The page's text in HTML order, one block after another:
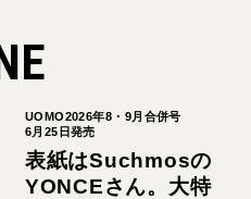
UOMO2026年8・9月合併号
6月25日発売
表紙はSuchmosの
YONCEさん。大特